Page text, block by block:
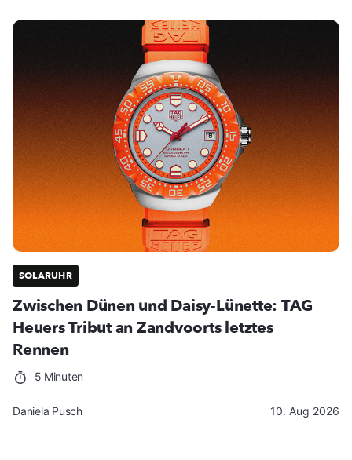
SOLARUHR
Zwischen Dünen und Daisy-Lünette: TAG
Heuers Tribut an Zandvoorts letztes
Rennen
5 Minuten
Daniela Pusch 10. Aug 2026